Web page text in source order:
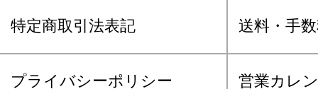
特定商取引法表記 送料・手
プライバシーポリシー 営業カレ